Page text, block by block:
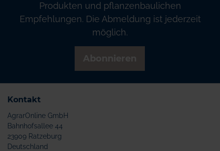
Produkten und pflanzenbaulichen
Empfehlungen. Die Abmeldung ist jederzeit
möglich.
Kontakt
AgrarOnline GmbH
Bahnhofsallee 44
23909 Ratzeburg
Deutschland